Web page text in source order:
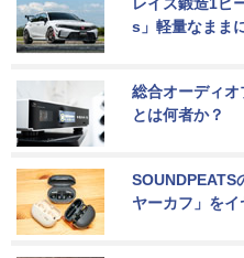
s」軽量なまま
総合オーディ
とは何者か？
SOUNDPEATS
ヤーカフ」を